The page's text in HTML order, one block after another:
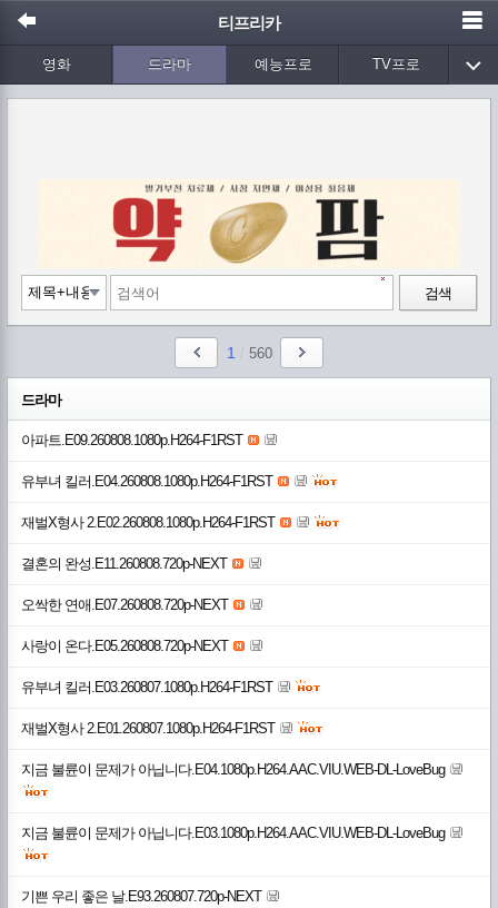
티프리카
영화 드라마 예능프로 TV프로
애니메이션 음악 Wetv
검색
1 560
드라마
아파트.E09.260808.1080p.H264-F1RST
유부녀 킬러.E04.260808.1080p.H264-F1RST
재벌X형사 2.E02.260808.1080p.H264-F1RST
결혼의 완성.E11.260808.720p-NEXT
오싹한 연애.E07.260808.720p-NEXT
사랑이 온다.E05.260808.720p-NEXT
유부녀 킬러.E03.260807.1080p.H264-F1RST
재벌X형사 2.E01.260807.1080p.H264-F1RST
지금 불륜이 문제가 아닙니다.E04.1080p.H264.AAC.VIU.WEB-DL-LoveBug
지금 불륜이 문제가 아닙니다.E03.1080p.H264.AAC.VIU.WEB-DL-LoveBug
기쁜 우리 좋은 날.E93.260807.720p-NEXT